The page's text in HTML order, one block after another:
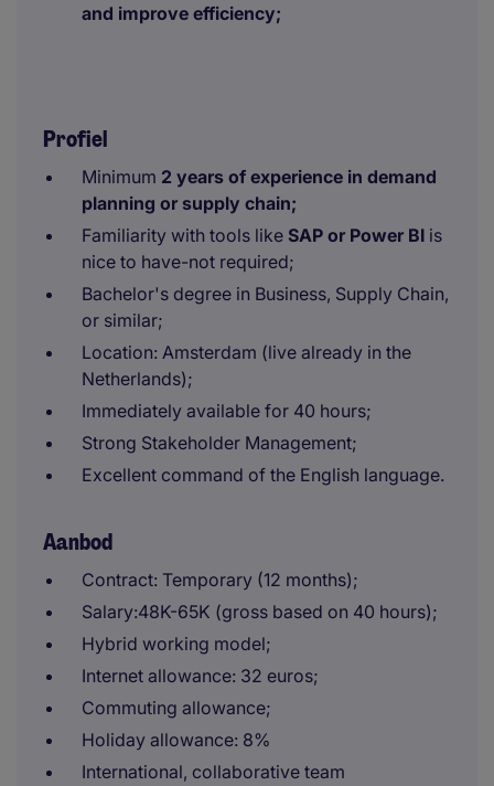
and improve efficiency;
Profiel
Minimum 2 years of experience in demand
planning or supply chain;
Familiarity with tools like SAP or Power BI is
nice to have-not required;
Bachelor's degree in Business, Supply Chain,
or similar;
Location: Amsterdam (live already in the
Netherlands);
Immediately available for 40 hours;
Strong Stakeholder Management;
Excellent command of the English language.
Aanbod
Contract: Temporary (12 months);
Salary:48K-65K (gross based on 40 hours);
Hybrid working model;
Internet allowance: 32 euros;
Commuting allowance;
Holiday allowance: 8%
International, collaborative team